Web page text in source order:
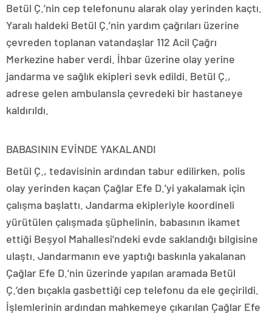
Betül Ç.’nin cep telefonunu alarak olay yerinden kaçtı.
Yaralı haldeki Betül Ç.’nin yardım çağrıları üzerine
çevreden toplanan vatandaşlar 112 Acil Çağrı
Merkezine haber verdi. İhbar üzerine olay yerine
jandarma ve sağlık ekipleri sevk edildi. Betül Ç.,
adrese gelen ambulansla çevredeki bir hastaneye
kaldırıldı.
BABASININ EVİNDE YAKALANDI
Betül Ç., tedavisinin ardından tabur edilirken, polis
olay yerinden kaçan Çağlar Efe D.’yi yakalamak için
çalışma başlattı. Jandarma ekipleriyle koordineli
yürütülen çalışmada şüphelinin, babasının ikamet
ettiği Beşyol Mahallesi’ndeki evde saklandığı bilgisine
ulaştı. Jandarmanın eve yaptığı baskınla yakalanan
Çağlar Efe D.’nin üzerinde yapılan aramada Betül
Ç.’den bıçakla gasbettiği cep telefonu da ele geçirildi.
İşlemlerinin ardından mahkemeye çıkarılan Çağlar Efe